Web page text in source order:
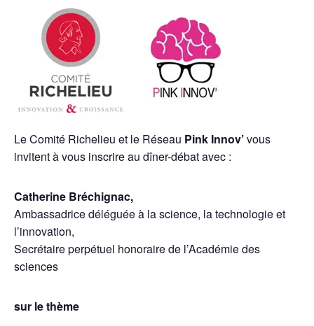
Le Comité Richelieu et le Réseau Pink Innov’vous
invitent à vous inscrire au dîner-débat avec :
Catherine Bréchignac,
Ambassadrice déléguée à la science, la technologie et
l’innovation,
Secrétaire perpétuel honoraire de l’Académie des
sciences
sur le thème